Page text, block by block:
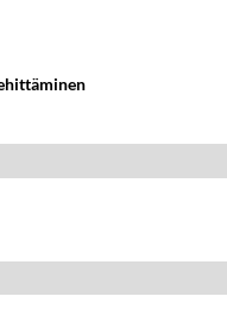
metsistä ja osuus
ei mitään muutakaan